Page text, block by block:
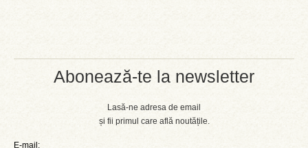
Abonează-te la newsletter
Lasă-ne adresa de email
și fii primul care află noutățile.
E-mail: